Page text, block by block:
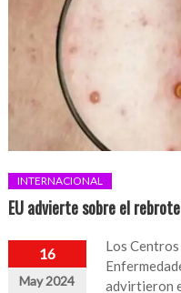
INTERNACIONAL
EU advierte sobre el
16
May 2024
Los
advirtieron